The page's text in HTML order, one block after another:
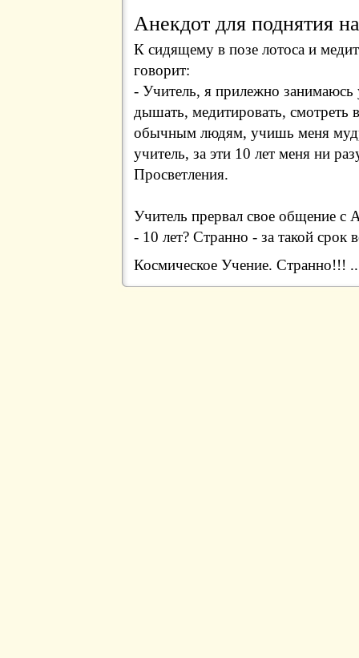
Анекдот для поднятия
К сидящему в позе лотоса и
говорит:
- Учитель, я прилежно
дышать, медитировать, смотреть
обычным людям, учишь меня
учитель, за эти 10 лет меня ни
Просветления.
Учитель прервал свое общение с
- 10 лет? Странно - за такой срок
Космическое Учение. Странно!!!